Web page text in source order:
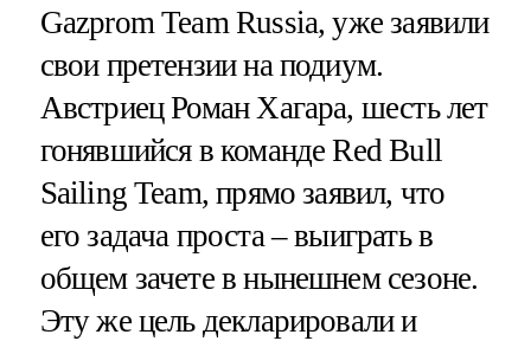
Gazprom Team Russia, уже заявили
свои претензии на подиум.
Австриец Роман Хагара, шесть лет
гонявшийся в команде Red Bull
Sailing Team, прямо заявил, что
его задача проста – выиграть в
общем зачете в нынешнем сезоне.
Эту же цель декларировали и